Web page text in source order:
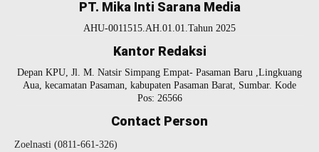
PT. Mika Inti Sarana Media
AHU-0011515.AH.01.01.Tahun 2025
Kantor Redaksi
Depan KPU, Jl. M. Natsir Simpang Empat- Pasaman Baru ,Lingkuang
Aua, kecamatan Pasaman, kabupaten Pasaman Barat, Sumbar. Kode
Pos: 26566
Contact Person
Zoelnasti (0811-661-326)